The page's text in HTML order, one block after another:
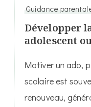
Guidance
Développer
adolescent
Motiver un ado,
scolaire est
renouveau,